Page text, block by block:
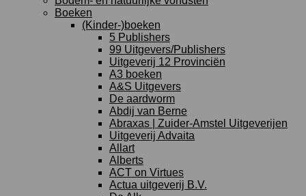
Boeken
(Kinder-)boeken
5 Publishers
99 Uitgevers/Publishers
Uitgeverij 12 Provinciën
A3 boeken
A&S Uitgevers
De aardworm
Abdij van Berne
Abraxas | Zuider-Amstel Uitgeverijen
Uitgeverij Advaita
Allart
Alberts
ACT on Virtues
Actua uitgeverij B.V.